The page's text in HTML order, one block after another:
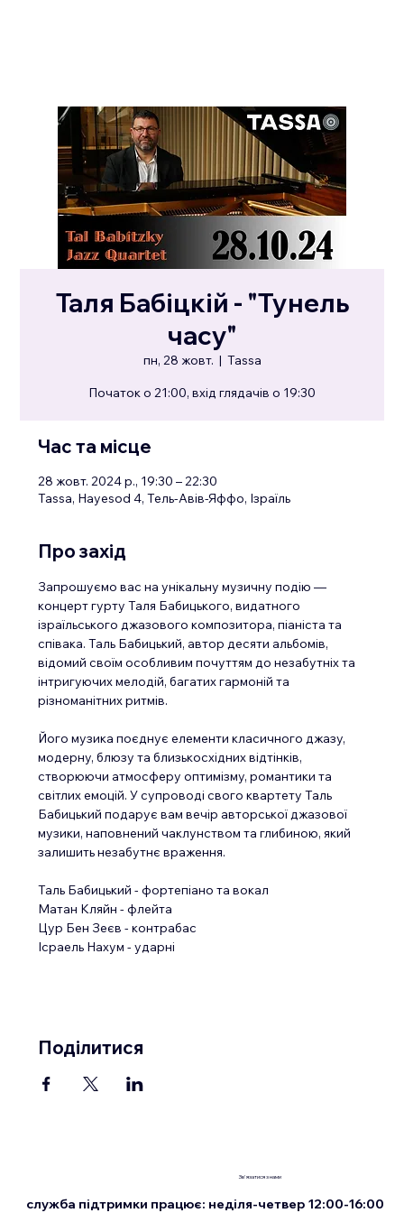
Таля Бабіцкій - "Тунель
часу"
пн, 28 жовт.
  |
Tassa
Початок о 21:00, вхід глядачів о 19:30
Час та місце
28 жовт. 2024 р., 19:30 – 22:30
Tassa, Hayesod 4, Тель-Авів-Яффо, Ізраїль
Про захід
Запрошуємо вас на унікальну музичну подію —
концерт гурту Таля Бабицького, видатного
ізраїльського джазового композитора, піаніста та
співака. Таль Бабицький, автор десяти альбомів,
відомий своїм особливим почуттям до незабутніх та
інтригуючих мелодій, багатих гармоній та
різноманітних ритмів.
Його музика поєднує елементи класичного джазу,
модерну, блюзу та близькосхідних відтінків,
створюючи атмосферу оптимізму, романтики та
світлих емоцій. У супроводі свого квартету Таль
Бабицький подарує вам вечір авторської джазової
музики, наповнений чаклунством та глибиною, який
залишить незабутнє враження.
Таль Бабицький - фортепіано та вокал
Матан Кляйн - флейта
Цур Бен Зеєв - контрабас
Ісраель Нахум - ударні
Поділитися
Зв'язатися з нами
служба підтримки працює: неділя-четвер 12:00-16:00